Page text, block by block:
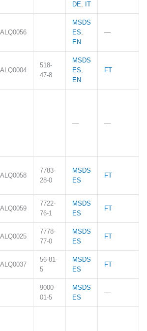
DE, IT
ALQ0056
MSDS
ES,
EN
—
ALQ0004
518-
47-8
MSDS
ES,
EN
FT
— —
ALQ0058
7783-
28-0
MSDS
ES
FT
ALQ0059
7722-
76-1
MSDS
ES
FT
ALQ0025
7778-
77-0
MSDS
ES
FT
ALQ0037
56-81-
5
MSDS
ES
FT
9000-
01-5
MSDS
ES
—